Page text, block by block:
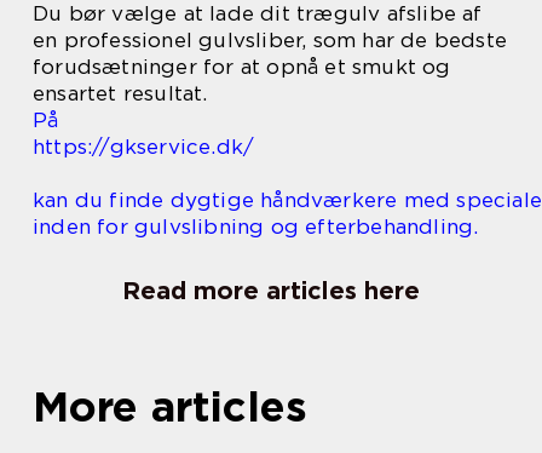
Du bør vælge at lade dit trægulv afslibe af
en professionel gulvsliber, som har de bedste
forudsætninger for at opnå et smukt og
ensartet resultat.
På
https://gkservice.dk/
kan du finde dygtige håndværkere med speciale
inden for gulvslibning og efterbehandling.
Read more articles here
More articles